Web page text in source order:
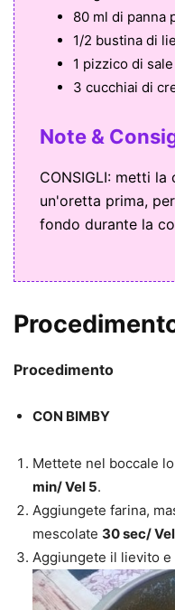
80 ml di panna
1/2 bustina di
1 pizzico di sale
3 cucchiai di
Note &
CONSIGLI: metti
un'oretta prima,
fondo durante la
Procedimento
CON BIMBY
Mettete nel boccale
min/ Vel 5.
Aggiungete farina,
mescolate 30 sec/
Aggiungete il lievito e